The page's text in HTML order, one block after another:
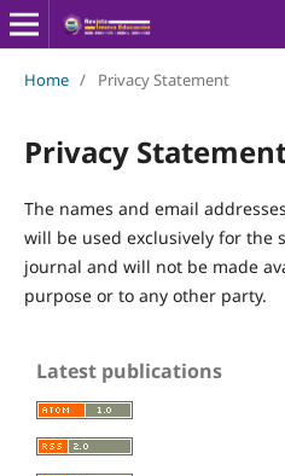
Home / Privacy Statement
Privacy
The names and email
will be used exclusively for the
journal and will not be made
purpose or to any other party.
Latest publications